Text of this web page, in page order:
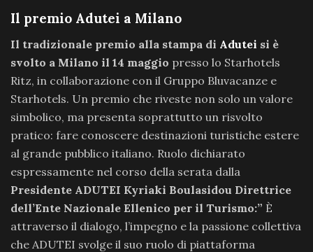
Il premio Adutei a Milano
Il tradizionale premio alla stampa di Adutei si è
svolto a Milano il 14 maggio presso lo Starhotels
Ritz, in collaborazione con il Gruppo Bluvacanze e
Starhotels. Un premio che riveste non solo un valore
simbolico, ma presenta soprattutto un risvolto
pratico: fare conoscere destinazioni turistiche estere
al grande pubblico italiano. Ruolo dichiarato
espressamente nel corso della serata dalla
Presidente ADUTEI Kyriaki Boulasidou Direttrice
dell’Ente Nazionale Ellenico per il Turismo:” È
attraverso il dialogo, l’impegno e la passione collettiva
che ADUTEI svolge il suo ruolo di piattaforma